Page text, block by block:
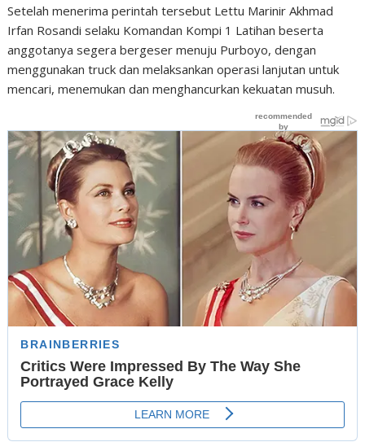
Setelah menerima perintah tersebut Lettu Marinir Akhmad
Irfan Rosandi selaku Komandan Kompi 1 Latihan beserta
anggotanya segera bergeser menuju Purboyo, dengan
menggunakan truck dan melaksankan operasi lanjutan untuk
mencari, menemukan dan menghancurkan kekuatan musuh.